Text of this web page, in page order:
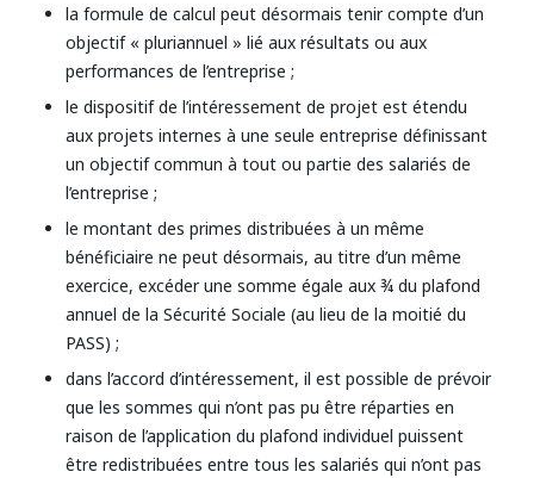
la formule de calcul peut désormais tenir compte d’un
objectif « pluriannuel » lié aux résultats ou aux
performances de l’entreprise ;
le dispositif de l’intéressement de projet est étendu
aux projets internes à une seule entreprise définissant
un objectif commun à tout ou partie des salariés de
l’entreprise ;
le montant des primes distribuées à un même
bénéficiaire ne peut désormais, au titre d’un même
exercice, excéder une somme égale aux ¾ du plafond
annuel de la Sécurité Sociale (au lieu de la moitié du
PASS) ;
dans l’accord d’intéressement, il est possible de prévoir
que les sommes qui n’ont pas pu être réparties en
raison de l’application du plafond individuel puissent
être redistribuées entre tous les salariés qui n’ont pas